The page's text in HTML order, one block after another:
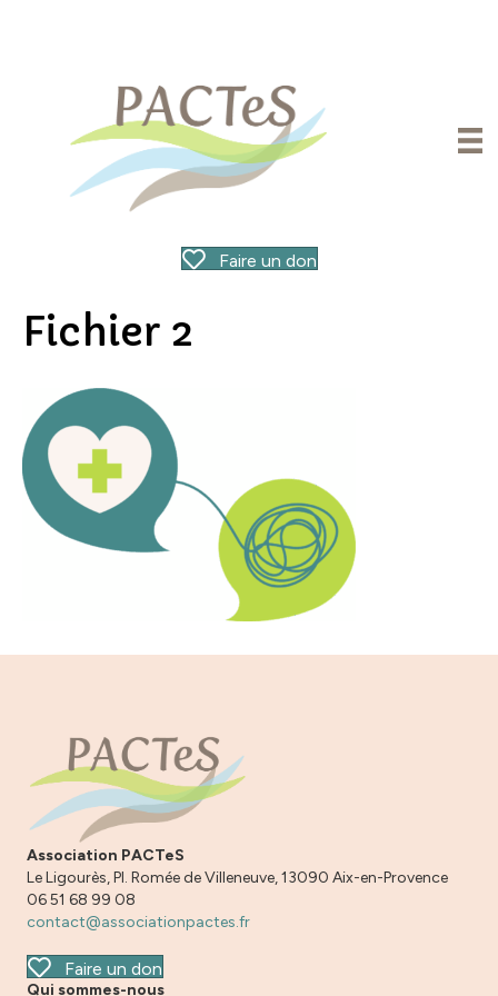
Faire un don
Fichier 2
Association PACTeS
Le Ligourès, Pl. Romée de Villeneuve, 13090 Aix-en-Provence
06 51 68 99 08
contact@associationpactes.fr
Faire un don
Qui sommes-nous